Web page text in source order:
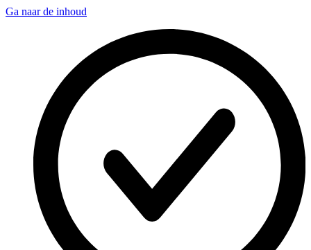
Ga naar de inhoud